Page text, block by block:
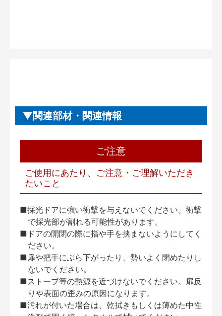
関連部材・関連情報
ご注意
ご使用にあたり、ご注意・ご理解いただき
たいこと
■採光ドアに強い衝撃を与えないでください。衝撃
で採光部が割れる可能性があります。
■ドアの開閉の際に指や手を挟まないようにしてく
ださい。
■扉や把手にぶら下がったり、勢いよく閉めたりし
ないでください。
■ストーブ等の熱源を近づけないでください。扉反
りや表面の歪みの原因になります。
■汚れが付いた場合は、乾拭きもしくは薄めた中性